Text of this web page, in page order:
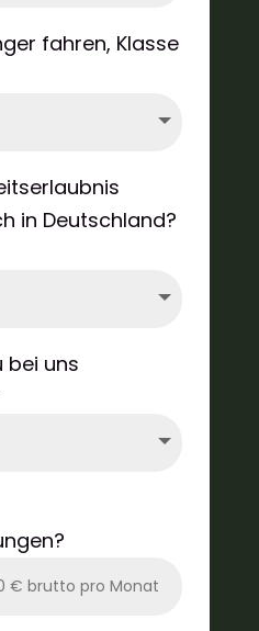
fahren, Klasse
in Deutschland?
bei uns